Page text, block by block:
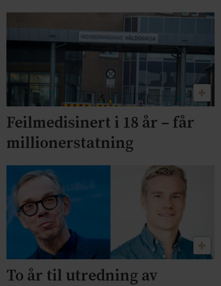
Feilmedisinert i 18 år – får
millionerstatning
To år til utredning av